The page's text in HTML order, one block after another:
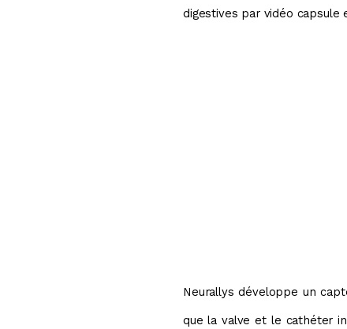
digestives par vidéo capsule
Neurallys développe un
que la valve et le cathéter